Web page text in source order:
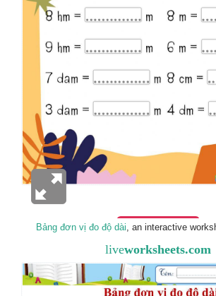
Bảng đơn vị đo độ dài, an interactive
liveworksheets.com